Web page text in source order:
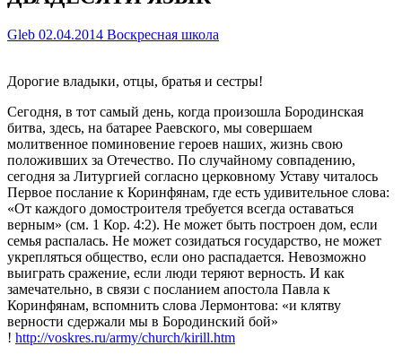
Gleb 02.04.2014 Воскресная школа
Дорогие владыки, отцы, братья и сестры!
Сегодня, в тот самый день, когда произошла Бородинская
битва, здесь, на батарее Раевского, мы совершаем
молитвенное поминовение героев наших, жизнь свою
положивших за Отечество. По случайному совпадению,
сегодня за Литургией согласно церковному Уставу читалось
Первое послание к Коринфянам, где есть удивительное слова:
«От каждого домостроителя требуется всегда оставаться
верным» (см. 1 Кор. 4:2). Не может быть построен дом, если
семья распалась. Не может созидаться государство, не может
укрепляться общество, если оно распадается. Невозможно
выиграть сражение, если люди теряют верность. И как
замечательно, в связи с посланием апостола Павла к
Коринфянам, вспомнить слова Лермонтова: «и клятву
верности сдержали мы в Бородинский бой»
! http://voskres.ru/army/church/kirill.htm